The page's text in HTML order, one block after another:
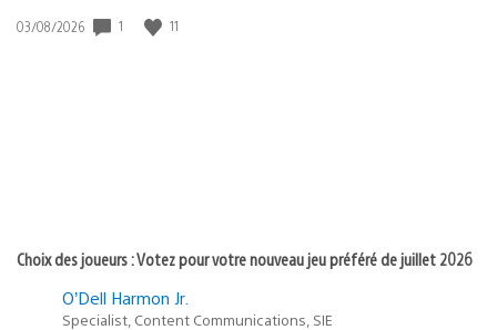
Date
03/08/2026 1 11
Choix des joueurs : Votez pour votre nouveau jeu préféré de juillet 2026
O’Dell Harmon Jr.
Specialist, Content Communications, SIE